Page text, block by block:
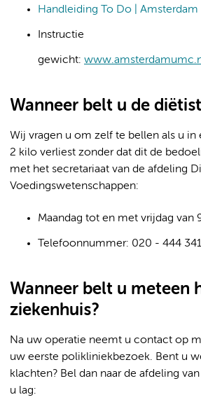
Handleiding To Do | Amsterdam
Instructie
gewicht:
Wanneer belt u de
Wij vragen u om zelf te bellen als u in
2 kilo verliest zonder dat dit de
met het secretariaat van de afdeling
Voedingswetenschappen:
Maandag tot en met vrijdag van
Telefoonnummer: 020 - 444
Wanneer belt u meteen
ziekenhuis?
Na uw operatie neemt u contact op
uw eerste polikliniekbezoek. Bent u
klachten? Bel dan naar de afdeling
u lag: